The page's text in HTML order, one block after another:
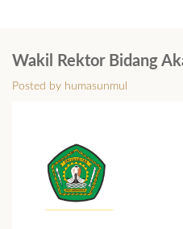
Wakil Rektor Bidang
Posted by humasunmul